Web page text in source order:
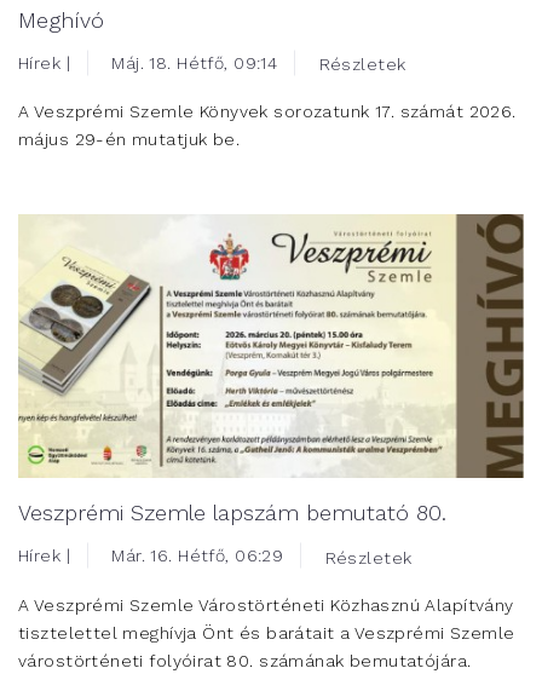
Meghívó
Hírek | Máj. 18. Hétfő, 09:14 Részletek
A Veszprémi Szemle Könyvek sorozatunk 17. számát 2026.
május 29-én mutatjuk be.
Veszprémi Szemle lapszám bemutató 80.
Hírek | Már. 16. Hétfő, 06:29 Részletek
A Veszprémi Szemle Várostörténeti Közhasznú Alapítvány
tisztelettel meghívja Önt és barátait a Veszprémi Szemle
várostörténeti folyóirat 80. számának bemutatójára.